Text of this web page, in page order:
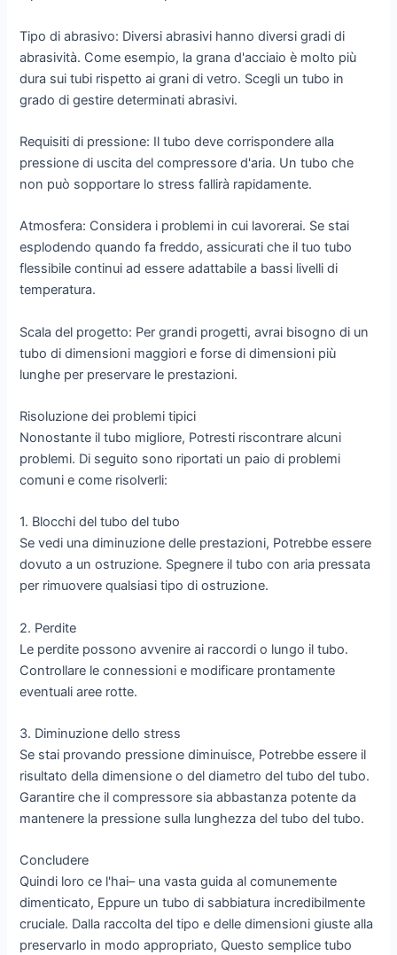
Tipo di abrasivo: Diversi abrasivi hanno diversi gradi di
abrasività. Come esempio, la grana d'acciaio è molto più
dura sui tubi rispetto ai grani di vetro. Scegli un tubo in
grado di gestire determinati abrasivi.
Requisiti di pressione: Il tubo deve corrispondere alla
pressione di uscita del compressore d'aria. Un tubo che
non può sopportare lo stress fallirà rapidamente.
Atmosfera: Considera i problemi in cui lavorerai. Se stai
esplodendo quando fa freddo, assicurati che il tuo tubo
flessibile continui ad essere adattabile a bassi livelli di
temperatura.
Scala del progetto: Per grandi progetti, avrai bisogno di un
tubo di dimensioni maggiori e forse di dimensioni più
lunghe per preservare le prestazioni.
Risoluzione dei problemi tipici
Nonostante il tubo migliore, Potresti riscontrare alcuni
problemi. Di seguito sono riportati un paio di problemi
comuni e come risolverli:
1. Blocchi del tubo del tubo
Se vedi una diminuzione delle prestazioni, Potrebbe essere
dovuto a un ostruzione. Spegnere il tubo con aria pressata
per rimuovere qualsiasi tipo di ostruzione.
2. Perdite
Le perdite possono avvenire ai raccordi o lungo il tubo.
Controllare le connessioni e modificare prontamente
eventuali aree rotte.
3. Diminuzione dello stress
Se stai provando pressione diminuisce, Potrebbe essere il
risultato della dimensione o del diametro del tubo del tubo.
Garantire che il compressore sia abbastanza potente da
mantenere la pressione sulla lunghezza del tubo del tubo.
Concludere
Quindi loro ce l'hai– una vasta guida al comunemente
dimenticato, Eppure un tubo di sabbiatura incredibilmente
cruciale. Dalla raccolta del tipo e delle dimensioni giuste alla
preservarlo in modo appropriato, Questo semplice tubo